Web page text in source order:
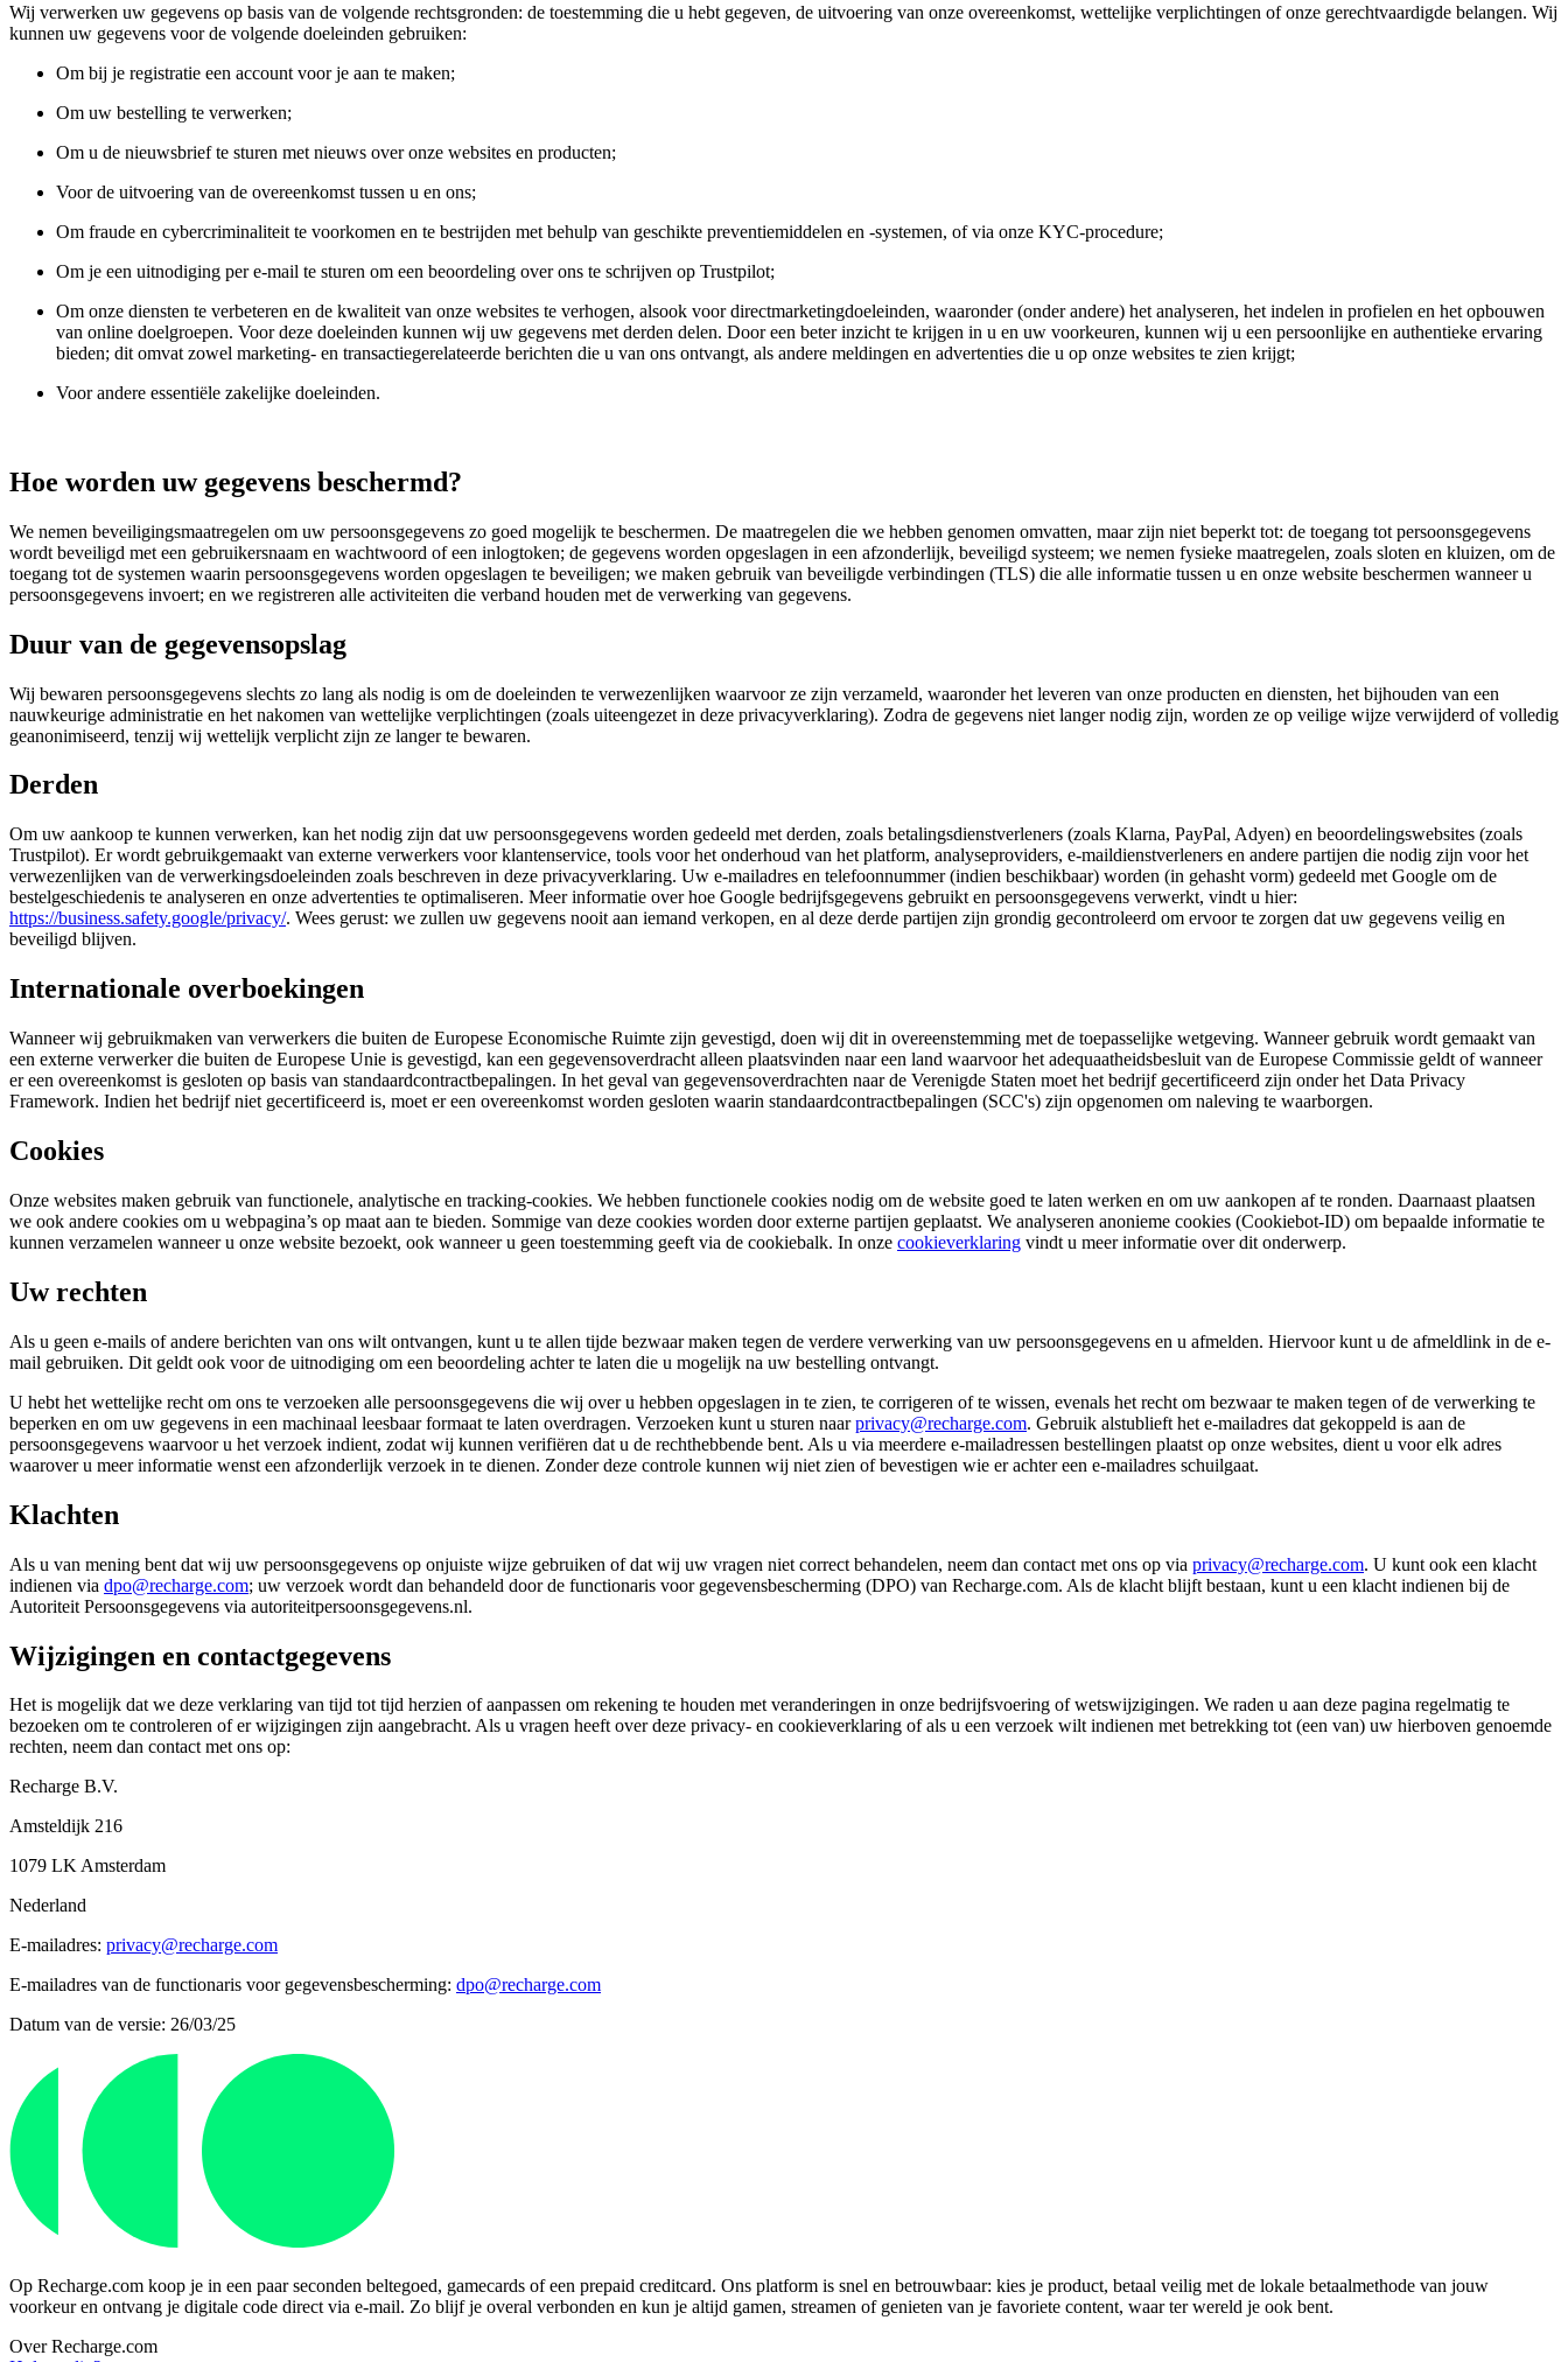
Wij verwerken uw gegevens op basis van de volgende rechtsgronden: de toestemming die u hebt gegeven, de uitvoering van onze overeenkomst, wettelijke verplichtingen of onze gerechtvaardigde belangen. Wij
kunnen uw gegevens voor de volgende doeleinden gebruiken:
Om bij je registratie een account voor je aan te maken;
Om uw bestelling te verwerken;
Om u de nieuwsbrief te sturen met nieuws over onze websites en producten;
Voor de uitvoering van de overeenkomst tussen u en ons;
Om fraude en cybercriminaliteit te voorkomen en te bestrijden met behulp van geschikte preventiemiddelen en -systemen, of via onze KYC-procedure;
Om je een uitnodiging per e-mail te sturen om een beoordeling over ons te schrijven op Trustpilot;
Om onze diensten te verbeteren en de kwaliteit van onze websites te verhogen, alsook voor directmarketingdoeleinden, waaronder (onder andere) het analyseren, het indelen in profielen en het opbouwen
van online doelgroepen. Voor deze doeleinden kunnen wij uw gegevens met derden delen. Door een beter inzicht te krijgen in u en uw voorkeuren, kunnen wij u een persoonlijke en authentieke ervaring
bieden; dit omvat zowel marketing- en transactiegerelateerde berichten die u van ons ontvangt, als andere meldingen en advertenties die u op onze websites te zien krijgt;
Voor andere essentiële zakelijke doeleinden.
Hoe worden uw gegevens beschermd?
We nemen beveiligingsmaatregelen om uw persoonsgegevens zo goed mogelijk te beschermen. De maatregelen die we hebben genomen omvatten, maar zijn niet beperkt tot: de toegang tot persoonsgegevens
wordt beveiligd met een gebruikersnaam en wachtwoord of een inlogtoken; de gegevens worden opgeslagen in een afzonderlijk, beveiligd systeem; we nemen fysieke maatregelen, zoals sloten en kluizen, om de
toegang tot de systemen waarin persoonsgegevens worden opgeslagen te beveiligen; we maken gebruik van beveiligde verbindingen (TLS) die alle informatie tussen u en onze website beschermen wanneer u
persoonsgegevens invoert; en we registreren alle activiteiten die verband houden met de verwerking van gegevens.
Duur van de gegevensopslag
Wij bewaren persoonsgegevens slechts zo lang als nodig is om de doeleinden te verwezenlijken waarvoor ze zijn verzameld, waaronder het leveren van onze producten en diensten, het bijhouden van een
nauwkeurige administratie en het nakomen van wettelijke verplichtingen (zoals uiteengezet in deze privacyverklaring). Zodra de gegevens niet langer nodig zijn, worden ze op veilige wijze verwijderd of volledig
geanonimiseerd, tenzij wij wettelijk verplicht zijn ze langer te bewaren.
Derden
Om uw aankoop te kunnen verwerken, kan het nodig zijn dat uw persoonsgegevens worden gedeeld met derden, zoals betalingsdienstverleners (zoals Klarna, PayPal, Adyen) en beoordelingswebsites (zoals
Trustpilot). Er wordt gebruikgemaakt van externe verwerkers voor klantenservice, tools voor het onderhoud van het platform, analyseproviders, e-maildienstverleners en andere partijen die nodig zijn voor het
verwezenlijken van de verwerkingsdoeleinden zoals beschreven in deze privacyverklaring. Uw e-mailadres en telefoonnummer (indien beschikbaar) worden (in gehasht vorm) gedeeld met Google om de
bestelgeschiedenis te analyseren en onze advertenties te optimaliseren. Meer informatie over hoe Google bedrijfsgegevens gebruikt en persoonsgegevens verwerkt, vindt u hier:
https://business.safety.google/privacy/. Wees gerust: we zullen uw gegevens nooit aan iemand verkopen, en al deze derde partijen zijn grondig gecontroleerd om ervoor te zorgen dat uw gegevens veilig en
beveiligd blijven.
Internationale overboekingen
Wanneer wij gebruikmaken van verwerkers die buiten de Europese Economische Ruimte zijn gevestigd, doen wij dit in overeenstemming met de toepasselijke wetgeving. Wanneer gebruik wordt gemaakt van
een externe verwerker die buiten de Europese Unie is gevestigd, kan een gegevensoverdracht alleen plaatsvinden naar een land waarvoor het adequaatheidsbesluit van de Europese Commissie geldt of wanneer
er een overeenkomst is gesloten op basis van standaardcontractbepalingen. In het geval van gegevensoverdrachten naar de Verenigde Staten moet het bedrijf gecertificeerd zijn onder het Data Privacy
Framework. Indien het bedrijf niet gecertificeerd is, moet er een overeenkomst worden gesloten waarin standaardcontractbepalingen (SCC's) zijn opgenomen om naleving te waarborgen.
Cookies
Onze websites maken gebruik van functionele, analytische en tracking-cookies. We hebben functionele cookies nodig om de website goed te laten werken en om uw aankopen af te ronden. Daarnaast plaatsen
we ook andere cookies om u webpagina’s op maat aan te bieden. Sommige van deze cookies worden door externe partijen geplaatst. We analyseren anonieme cookies (Cookiebot-ID) om bepaalde informatie te
kunnen verzamelen wanneer u onze website bezoekt, ook wanneer u geen toestemming geeft via de cookiebalk. In onze cookieverklaring vindt u meer informatie over dit onderwerp.
Uw rechten
Als u geen e-mails of andere berichten van ons wilt ontvangen, kunt u te allen tijde bezwaar maken tegen de verdere verwerking van uw persoonsgegevens en u afmelden. Hiervoor kunt u de afmeldlink in de e-
mail gebruiken. Dit geldt ook voor de uitnodiging om een beoordeling achter te laten die u mogelijk na uw bestelling ontvangt.
U hebt het wettelijke recht om ons te verzoeken alle persoonsgegevens die wij over u hebben opgeslagen in te zien, te corrigeren of te wissen, evenals het recht om bezwaar te maken tegen of de verwerking te
beperken en om uw gegevens in een machinaal leesbaar formaat te laten overdragen. Verzoeken kunt u sturen naarprivacy@recharge.com. Gebruik alstublieft het e-mailadres dat gekoppeld is aan de
persoonsgegevens waarvoor u het verzoek indient, zodat wij kunnen verifiëren dat u de rechthebbende bent. Als u via meerdere e-mailadressen bestellingen plaatst op onze websites, dient u voor elk adres
waarover u meer informatie wenst een afzonderlijk verzoek in te dienen. Zonder deze controle kunnen wij niet zien of bevestigen wie er achter een e-mailadres schuilgaat.
Klachten
Als u van mening bent dat wij uw persoonsgegevens op onjuiste wijze gebruiken of dat wij uw vragen niet correct behandelen, neem dan contact met ons op via privacy@recharge.com. U kunt ook een klacht
indienen via dpo@recharge.com; uw verzoek wordt dan behandeld door de functionaris voor gegevensbescherming (DPO) van Recharge.com. Als de klacht blijft bestaan, kunt u een klacht indienen bij de
Autoriteit Persoonsgegevens via autoriteitpersoonsgegevens.nl.
Wijzigingen en contactgegevens
Het is mogelijk dat we deze verklaring van tijd tot tijd herzien of aanpassen om rekening te houden met veranderingen in onze bedrijfsvoering of wetswijzigingen. We raden u aan deze pagina regelmatig te
bezoeken om te controleren of er wijzigingen zijn aangebracht. Als u vragen heeft over deze privacy- en cookieverklaring of als u een verzoek wilt indienen met betrekking tot (een van) uw hierboven genoemde
rechten, neem dan contact met ons op:
Recharge B.V.
Amsteldijk 216
1079 LK Amsterdam
Nederland
E-mailadres: privacy@recharge.com
E-mailadres van de functionaris voor gegevensbescherming: dpo@recharge.com
Datum van de versie: 26/03/25
Op Recharge.com koop je in een paar seconden beltegoed, gamecards of een prepaid creditcard. Ons platform is snel en betrouwbaar: kies je product, betaal veilig met de lokale betaalmethode van jouw
voorkeur en ontvang je digitale code direct via e-mail. Zo blijf je overal verbonden en kun je altijd gamen, streamen of genieten van je favoriete content, waar ter wereld je ook bent.
Over Recharge.com